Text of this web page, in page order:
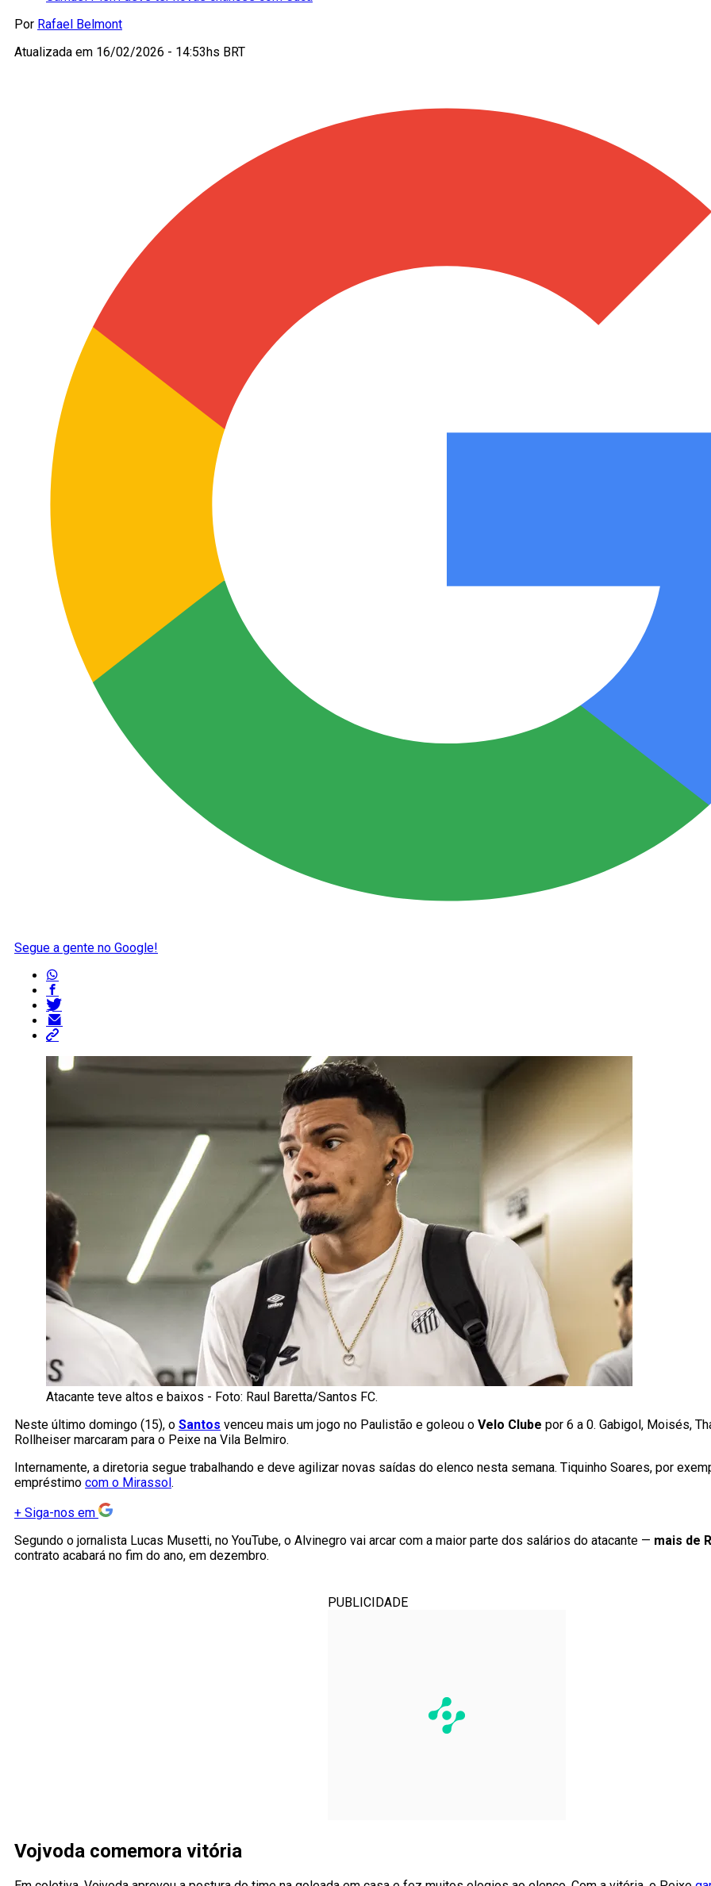
Por Rafael Belmont
Atualizada em 16/02/2026 - 14:53hs BRT
Segue a gente no Google!
Atacante teve altos e baixos - Foto: Raul Baretta/Santos FC.
Neste último domingo (15), o Santos venceu mais um jogo no Paulistão e goleou o Velo Clube por 6 a 0. Gabigol, Moisés,
Rollheiser marcaram para o Peixe na Vila Belmiro.
Internamente, a diretoria segue trabalhando e deve agilizar novas saídas do elenco nesta semana. Tiquinho Soares, por
empréstimo com o Mirassol .
+ Siga-nos em
Segundo o jornalista Lucas Musetti, no YouTube, o Alvinegro vai arcar com a maior parte dos salários do atacante — mais de
contrato acabará no fim do ano, em dezembro.
PUBLICIDADE
Vojvoda comemora vitória